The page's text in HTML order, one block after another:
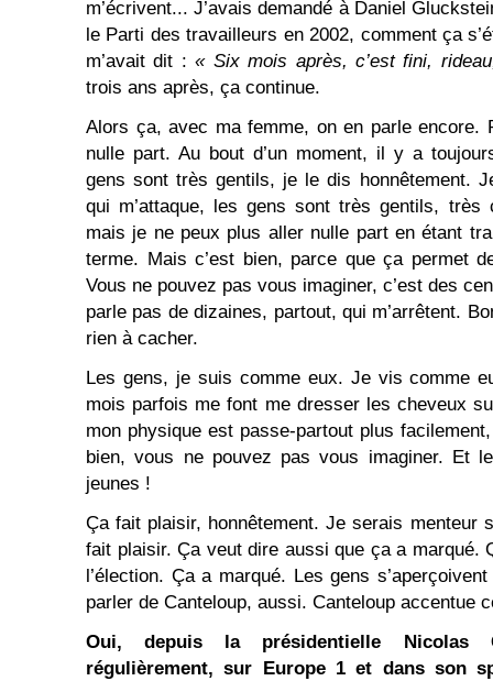
m’écrivent... J’avais demandé à Daniel
le Parti des travailleurs en 2002, comment ça
m’avait dit :« Six mois après, c’est fini,
trois ans après, ça continue.
Alors ça, avec ma femme, on en parle encore.
nulle part. Au bout d’un moment, il y a
gens sont très gentils, je le dis honnêtement.
qui m’attaque, les gens sont très gentils,
mais je ne peux plus aller nulle part en étant
terme. Mais c’est bien, parce que ça permet
Vous ne pouvez pas vous imaginer, c’est des
parle pas de dizaines, partout, qui m’arrêtent.
rien à cacher.
Les gens, je suis comme eux. Je vis comme
mois parfois me font me dresser les cheveux
mon physique est passe-partout plus
bien, vous ne pouvez pas vous imaginer. Et
jeunes !
Ça fait plaisir, honnêtement. Je serais menteur
fait plaisir. Ça veut dire aussi que ça a marqué.
l’élection. Ça a marqué. Les gens
parler de Canteloup, aussi. Canteloup accentue
Oui, depuis la présidentielle Nicolas
régulièrement, sur Europe 1 et dans son